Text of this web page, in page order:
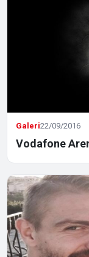
Galeri22/09/2016
Vodafone